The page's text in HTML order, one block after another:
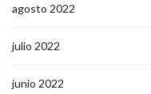
agosto 2022
julio 2022
junio 2022